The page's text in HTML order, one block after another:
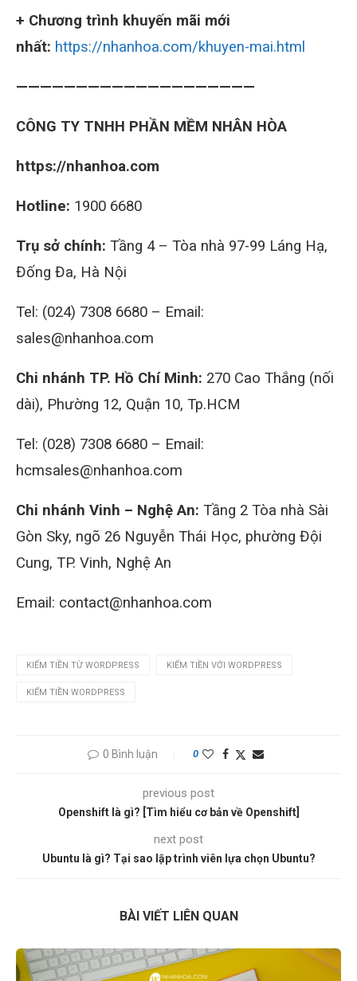
+ Chương trình khuyến mãi mới
nhất: https://nhanhoa.com/khuyen-mai.html
————————————————————
CÔNG TY TNHH PHẦN MỀM NHÂN HÒA
https://nhanhoa.com
Hotline: 1900 6680
Trụ sở chính: Tầng 4 – Tòa nhà 97-99 Láng Hạ,
Đống Đa, Hà Nội
Tel: (024) 7308 6680 – Email:
sales@nhanhoa.com
Chi nhánh TP. Hồ Chí Minh: 270 Cao Thắng (nối
dài), Phường 12, Quận 10, Tp.HCM
Tel: (028) 7308 6680 – Email:
hcmsales@nhanhoa.com
Chi nhánh Vinh – Nghệ An: Tầng 2 Tòa nhà Sài
Gòn Sky, ngõ 26 Nguyễn Thái Học, phường Đội
Cung, TP. Vinh, Nghệ An
Email: contact@nhanhoa.com
KIẾM TIỀN TỪ WORDPRESS KIẾM TIỀN VỚI WORDPRESS
KIẾM TIỀN WORDPRESS
0 Bình luận 0
previous post
Openshift là gì? [Tìm hiểu cơ bản về Openshift]
next post
Ubuntu là gì? Tại sao lập trình viên lựa chọn Ubuntu?
BÀI VIẾT LIÊN QUAN